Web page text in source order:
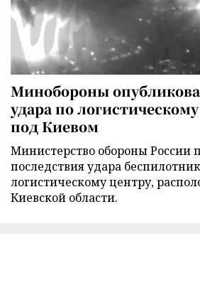
Минобороны
удара по
под Киевом
Министерство обороны России
последствия удара
логистическому центру,
Киевской области.